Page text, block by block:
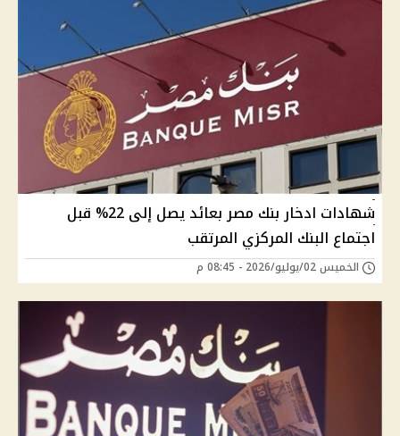
شهادات ادخار بنك مصر بعائد يصل إلى 22% قبل
اجتماع البنك المركزي المرتقب
الخميس 02/يوليو/2026 - 08:45 م